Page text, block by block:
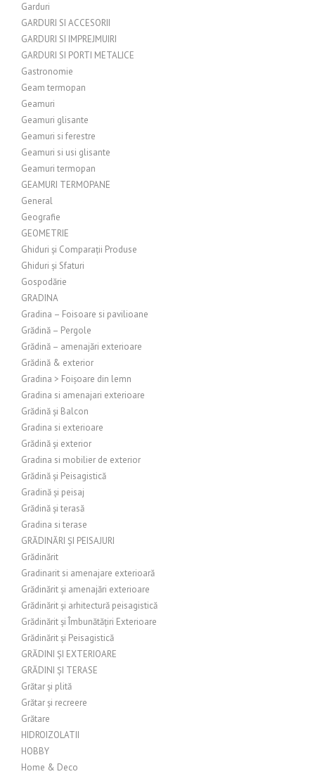
Garduri
GARDURI SI ACCESORII
GARDURI SI IMPREJMUIRI
GARDURI SI PORTI METALICE
Gastronomie
Geam termopan
Geamuri
Geamuri glisante
Geamuri si ferestre
Geamuri si usi glisante
Geamuri termopan
GEAMURI TERMOPANE
General
Geografie
GEOMETRIE
Ghiduri și Comparații Produse
Ghiduri și Sfaturi
Gospodărie
GRADINA
Gradina – Foisoare si pavilioane
Grădină – Pergole
Grădină – amenajări exterioare
Grădină & exterior
Gradina > Foișoare din lemn
Gradina si amenajari exterioare
Grădină și Balcon
Gradina si exterioare
Grădină și exterior
Gradina si mobilier de exterior
Grădină și Peisagistică
Gradină și peisaj
Grădină și terasă
Gradina si terase
GRĂDINĂRI ȘI PEISAJURI
Grădinărit
Gradinarit si amenajare exterioară
Grădinărit și amenajări exterioare
Grădinărit și arhitectură peisagistică
Grădinărit și Îmbunătățiri Exterioare
Grădinărit și Peisagistică
GRĂDINI ȘI EXTERIOARE
GRĂDINI ȘI TERASE
Grătar și plită
Grătar și recreere
Grătare
HIDROIZOLATII
HOBBY
Home & Deco